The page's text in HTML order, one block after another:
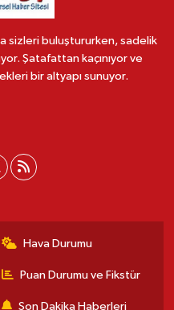
sizleri buluştururken, sadelik
Şatafattan kaçınıyor ve
bir altyapı sunuyor.
Hava Durumu
Puan Durumu ve Fikstür
Son Dakika Haberleri